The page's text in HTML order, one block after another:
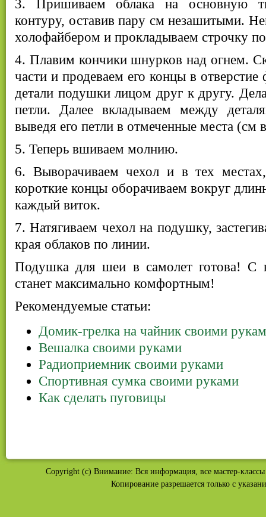
3. Пришиваем облака на основную
контуру, оставив пару см незашитыми.
холофайбером и прокладываем строчку
4. Плавим кончики шнурков над огнем.
части и продеваем его концы в
детали подушки лицом друг к другу.
петли. Далее вкладываем между
выведя его петли в отмеченные места (см
5. Теперь вшиваем молнию.
6. Выворачиваем чехол и в тех
короткие концы оборачиваем вокруг
каждый виток.
7. Натягиваем чехол на подушку,
края облаков по линии.
Подушка для шеи в самолет готова! С
станет максимально комфортным!
Рекомендуемые статьи:
Домик-грелка на чайник своими
Вешалка своими руками
Радиоприемник своими руками
Спортивная сумка своими руками
Как сделать пуговицы
Copyright (c) Внимание: Вся информация, все мастер-
Копирование разрешается только с